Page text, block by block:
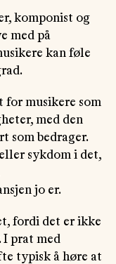
komponist og
med på
kan føle
for musikere som
med den
som bedrager.
sykdom i det,
jo er.
fordi det er ikke
I prat med
typisk å høre at